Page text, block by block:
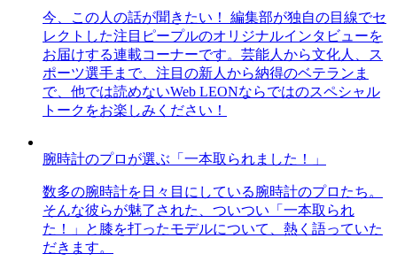
今、この人の話が聞きたい！ 編集部が独自の目線でセ
レクトした注目ピープルのオリジナルインタビューを
お届けする連載コーナーです。芸能人から文化人、ス
ポーツ選手まで、注目の新人から納得のベテランま
で、他では読めないWeb LEONならではのスペシャル
トークをお楽しみください！
腕時計のプロが選ぶ「一本取られました！」
数多の腕時計を日々目にしている腕時計のプロたち。
そんな彼らが魅了された、ついつい「一本取られ
た！」と膝を打ったモデルについて、熱く語っていた
だきます。